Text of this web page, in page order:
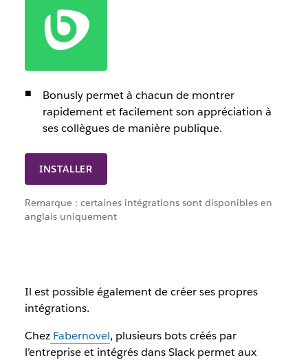
INSTALLER
Bonusly permet à chacun de montrer
rapidement et facilement son appréciation à
ses collègues de manière publique.
Remarque : certaines intégrations sont disponibles en
anglais uniquement
Il est possible également de créer ses propres
intégrations.
ChezFabernovel, plusieurs bots créés par
l’entreprise et intégrés dans Slack permet aux